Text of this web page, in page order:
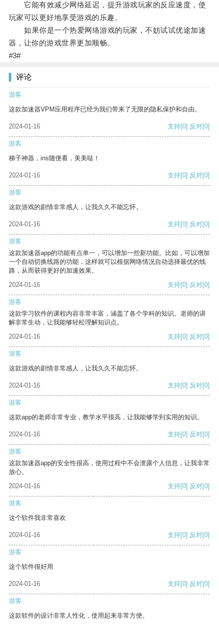
它能有效减少网络延迟，提升游戏玩家的反应速度，使
玩家可以更好地享受游戏的乐趣。
如果你是一个热爱网络游戏的玩家，不妨试试优途加速
器，让你的游戏世界更加顺畅。
#3#
评论
游客
这款加速器VPM应用程序已经为我们带来了无限的隐私保护和自由。
2024-01-16 支持[0] 反对[0]
游客
梯子神器，ins随便看，美美哒！
2024-01-16 支持[0] 反对[0]
游客
这款游戏的剧情非常感人，让我久久不能忘怀。
2024-01-16 支持[0] 反对[0]
游客
这款加速器app的功能有点单一，可以增加一些新功能。比如，可以增加
一个自动切换线路的功能，这样就可以根据网络情况自动选择最优的线
路，从而获得更好的加速效果。
2024-01-16
支持[0] 反对[0]
游客
这款学习软件的课程内容非常丰富，涵盖了各个学科的知识。老师的讲
解非常生动，让我能够轻松理解知识点。
2024-01-16
支持[0] 反对[0]
游客
这款游戏的剧情非常感人，让我久久不能忘怀。
2024-01-16 支持[0] 反对[0]
游客
这款app的老师非常专业，教学水平很高，让我能够学到实用的知识。
2024-01-16 支持[0] 反对[0]
游客
这款加速器app的安全性很高，使用过程中不会泄露个人信息，让我非常
放心。
2024-01-16
支持[0] 反对[0]
游客
这个软件我非常喜欢
2024-01-16 支持[0] 反对[0]
游客
这个软件很好用
2024-01-16 支持[0] 反对[0]
游客
这款软件的设计非常人性化，使用起来非常方便。